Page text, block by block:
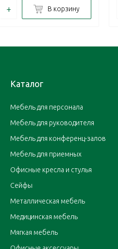
+ В корзину
Каталог
Мебель для персонала
Мебель для руководителя
Мебель для конференц-залов
Мебель для приемных
Офисные кресла и стулья
Сейфы
Металлическая мебель
Медицинская мебель
Мягкая мебель